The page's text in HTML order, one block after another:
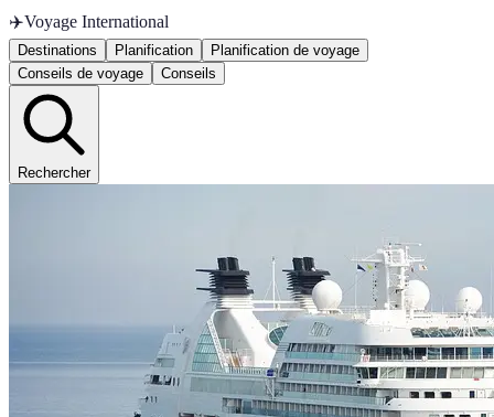
✈️Voyage International
Destinations Planification
Planification de voyage
Conseils de voyage
Conseils
Rechercher